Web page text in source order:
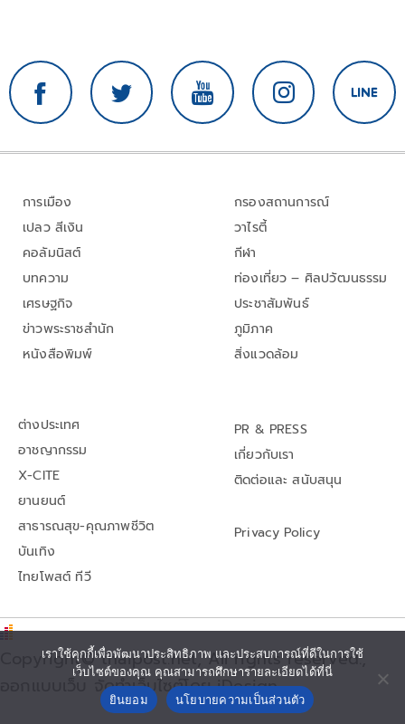
การเมือง
เปลว สีเงิน
คอลัมนิสต์
บทความ
เศรษฐกิจ
ข่าวพระราชสำนัก
หนังสือพิมพ์
กรองสถานการณ์
วาไรตี้
กีฬา
ท่องเที่ยว – ศิลปวัฒนธรรม
ประชาสัมพันธ์
ภูมิภาค
สิ่งแวดล้อม
ต่างประเทศ
อาชญากรรม
X-CITE
ยานยนต์
สาธารณสุข-คุณภาพชีวิต
บันเทิง
ไทยโพสต์ ทีวี
PR & PRESS
เกี่ยวกับเรา
ติดต่อและ สนับสนุน
Privacy Policy
Copyright© thaipost.net, All rights reserved.,
ออกแบบเว็บ จัดทำเว็บไซต์โดย iDesign
เราใช้คุกกี้เพื่อพัฒนาประสิทธิภาพ และประสบการณ์ที่ดีในการใช้
เว็บไซต์ของคุณ คุณสามารถศึกษารายละเอียดได้ที่นี่
ยินยอม
นโยบายความเป็นส่วนตัว